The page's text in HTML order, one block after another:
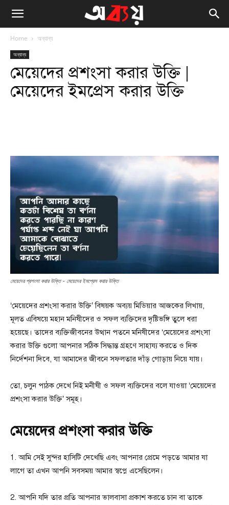
Home অন্যান্য
অন্যান্য
মেয়েদের প্রশংসা করার উক্তি |
মেয়েদের ইমপ্রেস করার উক্তি
মেয়েদের প্রশংসা করার উক্তি - মেয়েদের ইমপ্রেস করার উক্তি
‘মেয়েদের প্রশংসা করার উক্তি’ বিষয়ক অব্যয় মিডিয়ার আজকের লিখায়,
মূলত এবিষয়ে মহান মনিষীদের ও সফল ব্যক্তিদের দৃষ্টিভঙ্গি তুলে ধরা
হয়েছে। তাদের ব্যক্তিজীবনের উত্থান পতনে মনিষীদের ‘মেয়েদের প্রশংসা
করার উক্তি গুলো আপনার সঠিক সিদ্ধান্ত গ্রহণে সাহায্য করতে ও দিক
নির্দেশনা দিবে, যা আমাদের জীবনে সফলতার দাঁড় গোড়ায় নিয়ে যায়।
তো, চলুন পাঠক দেখে নিই মনীষী ও সফল ব্যক্তিদের বলে যাওয়া ‘মেয়েদের
প্রশংসা করার উক্তি’ সমূহ।
মেয়েদের প্রশংসা করার উক্তি
1. আমি সেই সুন্দর হাসিটি দেখেছি এবং আপনার প্রেমে পড়তে আমার যা
লাগে তা এখন আপনি সবসময় আমার স্বপ্নে এসেছিলেন।
2. আপনি যদি তার প্রতি আপনার ভালবাসা প্রকাশ করতে চান বা তাকে